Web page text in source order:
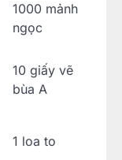
1000 mảnh
ngọc
10 giấy vẽ
bùa A
1 loa to